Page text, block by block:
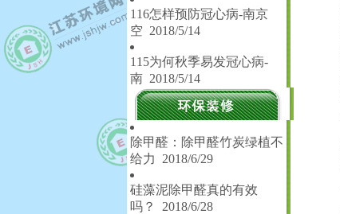
116怎样预防冠心病-南京
空 2018/5/14
115为何秋季易发冠心病-
南2018/5/14
除甲醛：除甲醛竹炭绿植不
给力 2018/6/29
硅藻泥除甲醛真的有效
吗？
2018/6/28